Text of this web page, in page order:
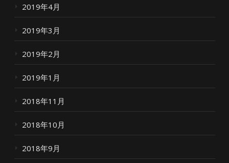
2019年4月
2019年3月
2019年2月
2019年1月
2018年11月
2018年10月
2018年9月